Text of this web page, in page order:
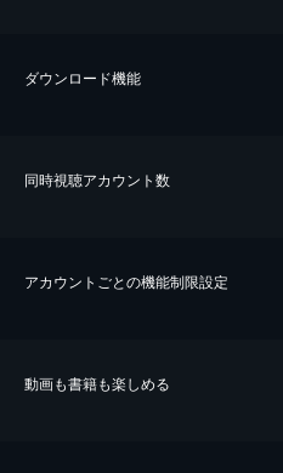
ダウンロード機能
同時視聴アカウント数
アカウントごとの機能制限設定
動画も書籍も楽しめる